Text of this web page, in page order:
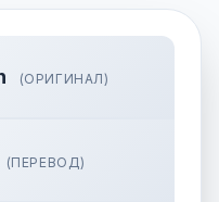
(ОРИГИНАЛ)
(ПЕРЕВОД)